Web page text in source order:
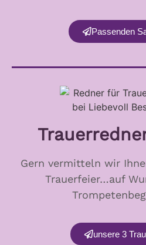
Passenden
Gern vermitteln wir
Trauerfeier…auf
unsere 3